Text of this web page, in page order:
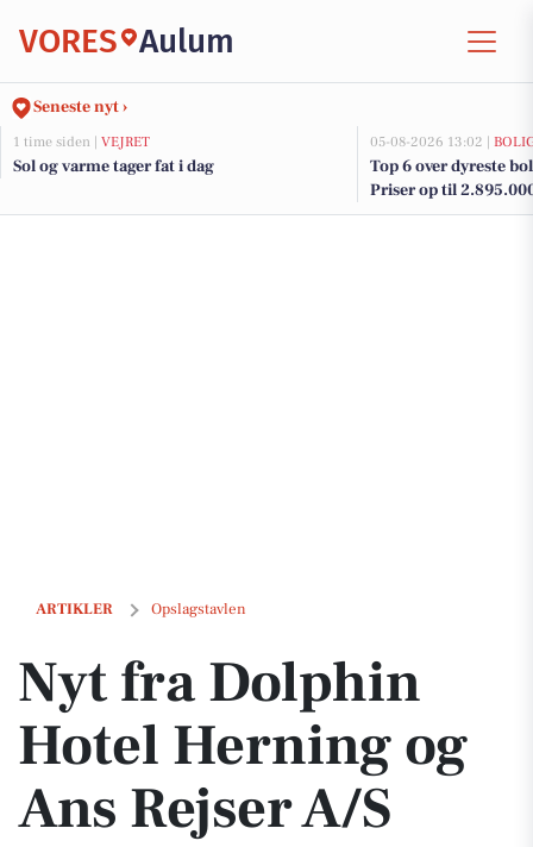
VORES Aulum
Seneste nyt ›
1 time siden | VEJRET
Sol og varme tager fat i dag
05-08-2026 13:02 |
Top 6 over dyreste
Priser op til
ARTIKLER Opslagstavlen
Nyt fra Dolphin Hotel Herning og Ans Rejser A/S
Nyt fra Dolphin
Hotel Herning og
Ans Rejser A/S